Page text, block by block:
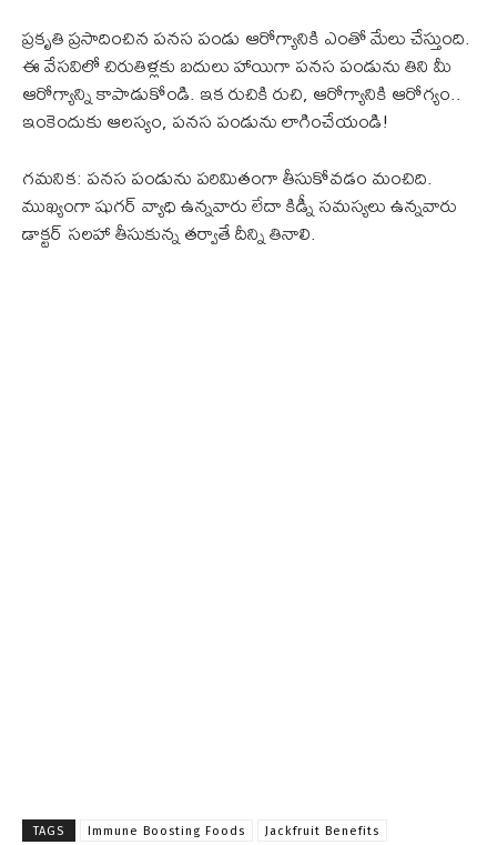
ప్రకృతి ప్రసాదించిన పనస పండు ఆరోగ్యానికి ఎంతో మేలు చేస్తుంది.
ఈ వేసవిలో చిరుతిళ్లకు బదులు హాయిగా పనస పండును తిని మీ
ఆరోగ్యాన్ని కాపాడుకోండి. ఇక రుచికి రుచి, ఆరోగ్యానికి ఆరోగ్యం..
ఇంకెందుకు ఆలస్యం, పనస పండును లాగించేయండి!
గమనిక: పనస పండును పరిమితంగా తీసుకోవడం మంచిది.
ముఖ్యంగా షుగర్ వ్యాధి ఉన్నవారు లేదా కిడ్నీ సమస్యలు ఉన్నవారు
డాక్టర్ సలహా తీసుకున్న తర్వాతే దీన్ని తినాలి.
TAGS Immune Boosting Foods Jackfruit Benefits